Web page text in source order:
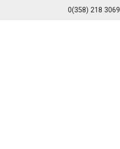
0(358) 218 3069